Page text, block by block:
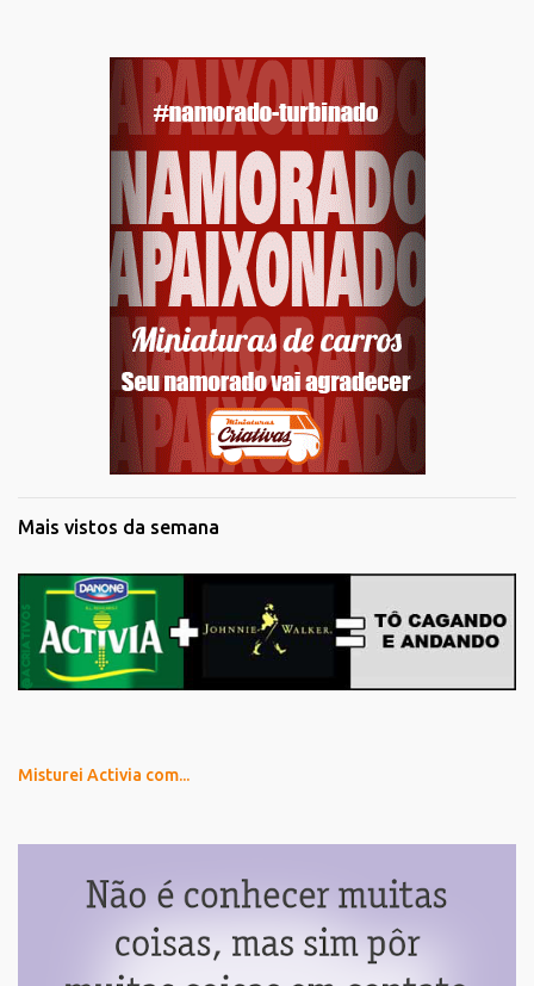
Mais vistos da semana
Misturei Activia com...